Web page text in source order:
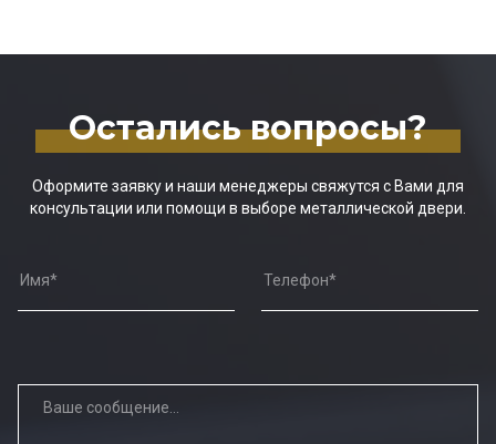
Остались вопросы?
Оформите заявку и наши менеджеры свяжутся с Вами для
консультации или помощи в выборе металлической двери.